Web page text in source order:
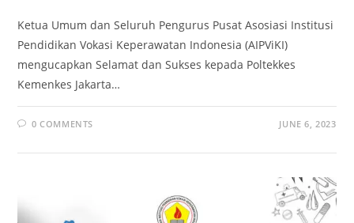
Ketua Umum dan Seluruh Pengurus Pusat Asosiasi Institusi
Pendidikan Vokasi Keperawatan Indonesia (AIPViKI)
mengucapkan Selamat dan Sukses kepada Poltekkes
Kemenkes Jakarta…
0 COMMENTS JUNE 6, 2023